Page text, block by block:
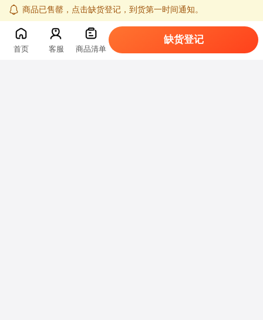
商品已售罄，点击缺货登记，到货第一时间通知。
首页 客服 商品清单
缺货登记